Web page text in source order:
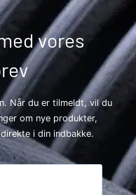
vores
Når du er tilmeldt, vil du
om nye produkter,
i din indbakke.